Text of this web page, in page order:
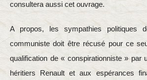
consultera aussi cet ouvrage.
A propos, les sympathies politiques
communiste doit être récusé pour ce
qualification de « conspirationniste » par
héritiers Renault et aux espérances